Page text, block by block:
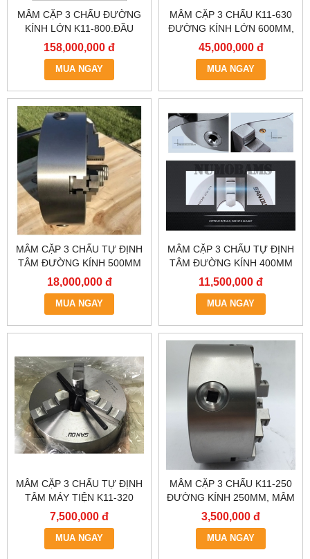
MÂM CẶP 3 CHẤU ĐƯỜNG
KÍNH LỚN K11-800.ĐẦU
KẸP 8 TẤC
158,000,000 đ
MUA NGAY
MÂM CẶP 3 CHẤU K11-630
ĐƯỜNG KÍNH LỚN 600MM,
630MM,ĐẦU KẸP 3 CHẤU 6
TẤC 3, LATO MÁY TIỆN 3
CHẤU.
45,000,000 đ
MUA NGAY
MÂM CẶP 3 CHẤU TỰ ĐỊNH
TÂM ĐƯỜNG KÍNH 500MM
K11-500,MÂM CẶP 3 CHẤU
MÁY TIỆN,ĐẦU KẸP 3 CHẤU
5 TẤC, LATO MÁY TIỆN 3
CHẤU
18,000,000 đ
MUA NGAY
MÂM CẶP 3 CHẤU TỰ ĐỊNH
TÂM ĐƯỜNG KÍNH 400MM
,ĐẦU KẸP 3 CHẤU 4 TẤC,
LATO
11,500,000 đ
MUA NGAY
MÂM CẶP 3 CHẤU TỰ ĐỊNH
TÂM MÁY TIỆN K11-320
ĐƯỜNG KÍNH 320MM,MÂM
CẶP 3 CHẤU,ĐẦU KẸP 3
CHẤU 3 TẤC 2, LATO MÁY
TIỆN 3 CHẤU
7,500,000 đ
MUA NGAY
MÂM CẶP 3 CHẤU K11-250
ĐƯỜNG KÍNH 250MM, MÂM
CẶP TỰ ĐỊNH TÂM, ĐẦU
KẸP MÁY TIỆN 2 TẤC 5
3,500,000 đ
MUA NGAY